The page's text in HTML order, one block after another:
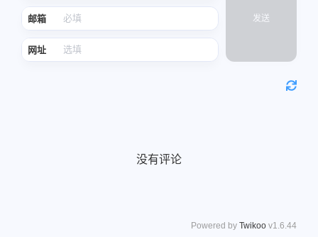
邮箱
网址
发送
没有评论
Powered by Twikoo v1.6.44